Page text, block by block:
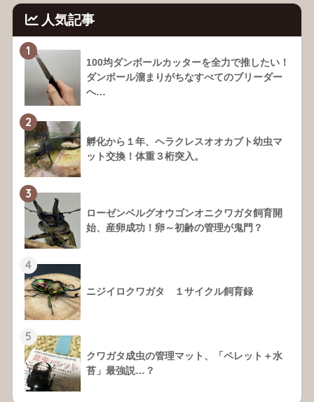
人気記事
1
100均ダンボールカッターを全力で推したい！
ダンボール溜まりがちなすべてのブリーダー
へ…
2
孵化から１年、ヘラクレスオオカブト幼虫マ
ット交換！体重３桁突入。
3
ローゼンベルグオウゴンオニクワガタ飼育開
始、産卵成功！卵～初齢の管理が鬼門？
4
ニジイロクワガタ １サイクル飼育録
5
クワガタ成虫の管理マット、「ペレット＋水
苔」最強説…？